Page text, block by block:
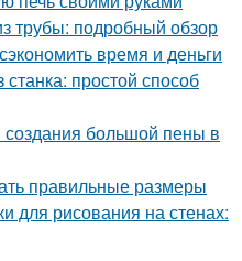
трубы: подробный обзор
время и деньги
простой способ
создания большой пены в
правильные размеры
для рисования на стенах: